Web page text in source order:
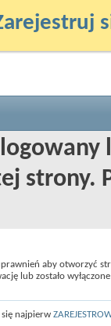
strony.
aby otworzyć
lub zostało
najpierw